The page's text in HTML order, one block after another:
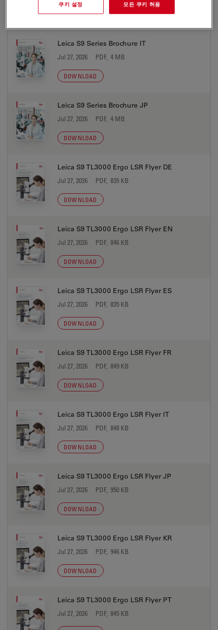
DOWNLOAD
Leica S9 Series Brochure IT
Jul 27, 2026 PDF, 4 MB
DOWNLOAD
Leica S9 Series Brochure JP
Jul 27, 2026 PDF, 4 MB
DOWNLOAD
Leica S9 TL3000 Ergo LSR Flyer DE
Jul 27, 2026 PDF, 835 KB
DOWNLOAD
Leica S9 TL3000 Ergo LSR Flyer EN
Jul 27, 2026 PDF, 846 KB
DOWNLOAD
Leica S9 TL3000 Ergo LSR Flyer ES
Jul 27, 2026 PDF, 835 KB
DOWNLOAD
Leica S9 TL3000 Ergo LSR Flyer FR
Jul 27, 2026 PDF, 849 KB
DOWNLOAD
Leica S9 TL3000 Ergo LSR Flyer IT
Jul 27, 2026 PDF, 848 KB
DOWNLOAD
Leica S9 TL3000 Ergo LSR Flyer JP
Jul 27, 2026 PDF, 950 KB
DOWNLOAD
Leica S9 TL3000 Ergo LSR Flyer KR
Jul 27, 2026 PDF, 946 KB
DOWNLOAD
Leica S9 TL3000 Ergo LSR Flyer PT
Jul 27, 2026 PDF, 845 KB
쿠키 설정 모든 쿠키 허용